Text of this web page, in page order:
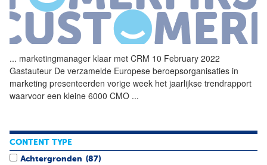
... marketingmanager klaar met CRM 10 February 2022
Gastauteur De verzamelde Europese beroepsorganisaties in
marketing presenteerden vorige week het jaarlijkse trendrapport
waarvoor een kleine 6000 CMO ...
CONTENT TYPE
Achtergronden (87)